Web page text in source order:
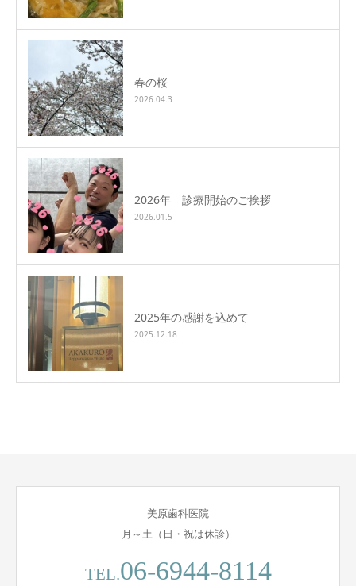
春の桜
2026.04.3
2026年 診療開始のご挨拶
2026.01.5
2025年の感謝を込めて
2025.12.18
美原歯科医院
月～土（日・祝は休診）
TEL.06-6944-8114